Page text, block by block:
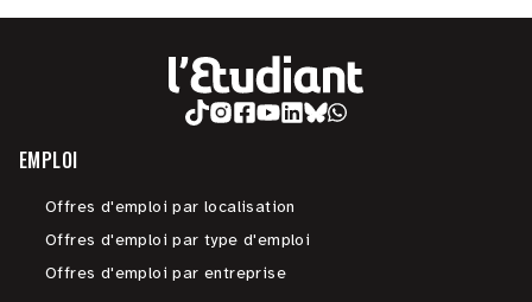
EMPLOI
Offres d'emploi par localisation
Offres d'emploi par type d'emploi
Offres d'emploi par entreprise